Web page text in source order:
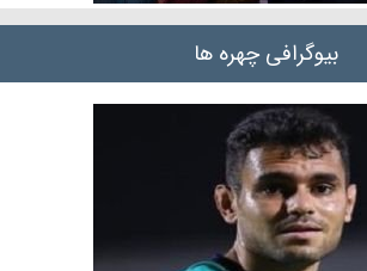
بیوگرافی چهره ها